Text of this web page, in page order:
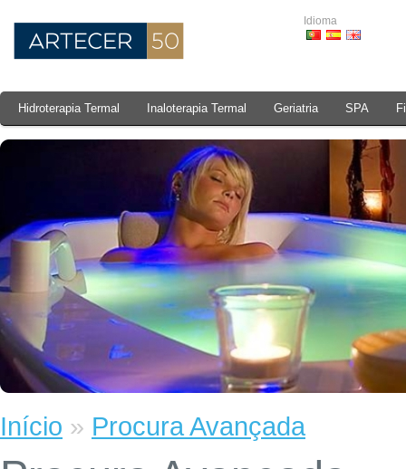
Idioma
Hidroterapia Termal Inaloterapia Termal Geriatria SPA
Início » Procura Avançada